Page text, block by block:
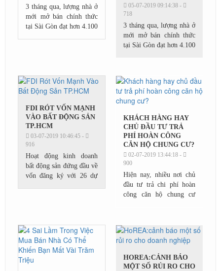
3 tháng qua, lượng nhà ở
mới mở bán chính thức
tại Sài Gòn đạt hơn 4.100
05-07-2019 09:14:38 -
718
3 tháng qua, lượng nhà ở
mới mở bán chính thức
tại Sài Gòn đạt hơn 4.100
Nguyên nhân...
FDI RÓT VỐN MẠNH
VÀO BẤT ĐỘNG SẢN
TP.HCM
03-07-2019 10:46:45 -
916
Hoạt động kinh doanh
bất động sản đứng đầu về
vốn đăng ký với 26 dự
KHÁCH HÀNG HAY
CHỦ ĐẦU TƯ TRẢ
PHÍ HOÀN CÔNG
CĂN HỘ CHUNG CƯ?
02-07-2019 13:44:18 -
900
Hiện nay, nhiều nơi chủ
đầu tư trả chi phí hoàn
công căn hộ chung cư
khoăn không...
HOREA:CẢNH BÁO
MỘT SỐ RỦI RO CHO